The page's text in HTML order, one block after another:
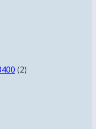
2